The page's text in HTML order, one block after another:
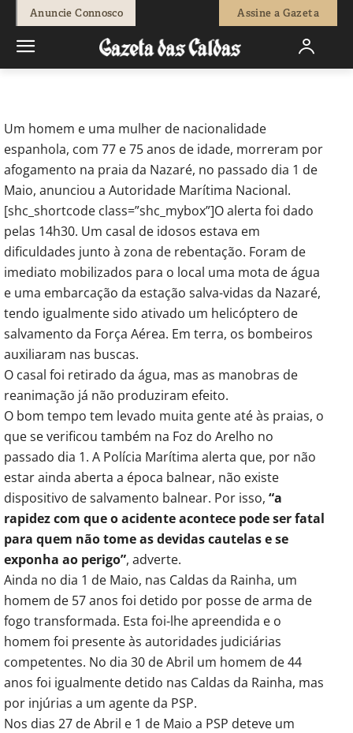
Anuncie Connosco Assine a Gazeta
Joel Ribeiro - 5 de Maio, 2017 0
Um homem e uma mulher de nacionalidade
espanhola, com 77 e 75 anos de idade, morreram por
afogamento na praia da Nazaré, no passado dia 1 de
Maio, anunciou a Autoridade Marítima Nacional.
[shc_shortcode class=”shc_mybox”]O alerta foi dado
pelas 14h30. Um casal de idosos estava em
dificuldades junto à zona de rebentação. Foram de
imediato mobilizados para o local uma mota de água
e uma embarcação da estação salva-vidas da Nazaré,
tendo igualmente sido ativado um helicóptero de
salvamento da Força Aérea. Em terra, os bombeiros
auxiliaram nas buscas.
O casal foi retirado da água, mas as manobras de
reanimação já não produziram efeito.
O bom tempo tem levado muita gente até às praias, o
que se verificou também na Foz do Arelho no
passado dia 1. A Polícia Marítima alerta que, por não
estar ainda aberta a época balnear, não existe
dispositivo de salvamento balnear. Por isso, “a
rapidez com que o acidente acontece pode ser fatal
para quem não tome as devidas cautelas e se
exponha ao perigo”, adverte.
Ainda no dia 1 de Maio, nas Caldas da Rainha, um
homem de 57 anos foi detido por posse de arma de
fogo transformada. Esta foi-lhe apreendida e o
homem foi presente às autoridades judiciárias
competentes. No dia 30 de Abril um homem de 44
anos foi igualmente detido nas Caldas da Rainha, mas
por injúrias a um agente da PSP.
Nos dias 27 de Abril e 1 de Maio a PSP deteve um